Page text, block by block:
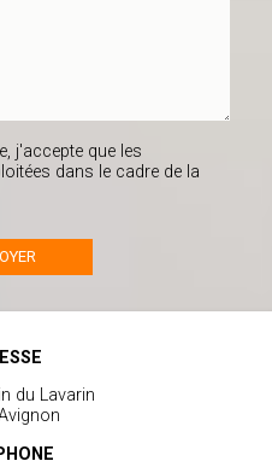
j'accepte que les
dans le cadre de la
du Lavarin